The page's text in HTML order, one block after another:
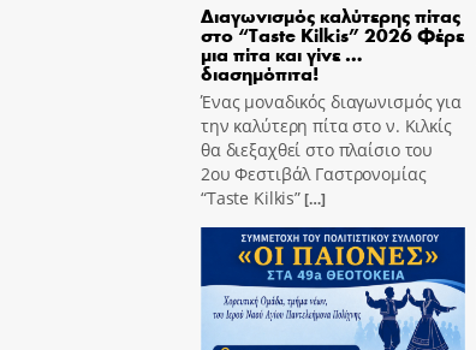
Διαγωνισμός καλύτερης πίτας
στο “Taste Kilkis” 2026 Φέρε
μια πίτα και γίνε …
διασημόπιτα!
Ένας μοναδικός διαγωνισμός για
την καλύτερη πίτα στο ν. Κιλκίς
θα διεξαχθεί στο πλαίσιο του
2ου Φεστιβάλ Γαστρονομίας
“Taste Kilkis”[…]